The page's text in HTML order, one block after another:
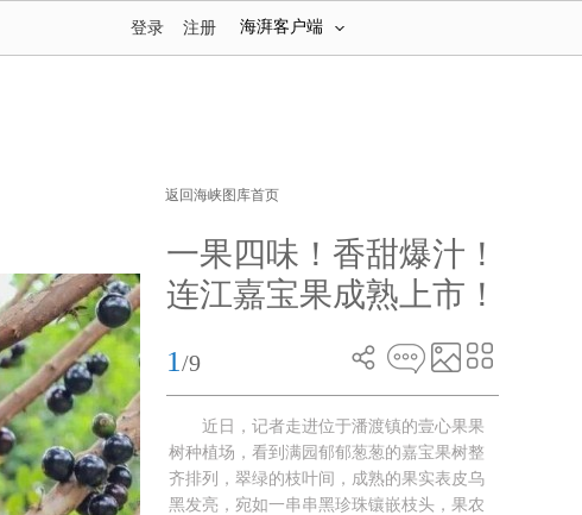
海湃客户端
登录 注册
返回海峡图库首页
一果四味！香甜爆汁！
连江嘉宝果成熟上市！
1 /9
近日，记者走进位于潘渡镇的壹心果果
树种植场，看到满园郁郁葱葱的嘉宝果树整
齐排列，翠绿的枝叶间，成熟的果实表皮乌
黑发亮，宛如一串串黑珍珠镶嵌枝头，果农